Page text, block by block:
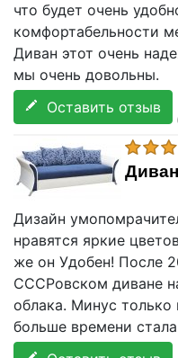
что будет очень
комфортабельности
Диван этот очень
мы очень довольны.
Оставить отзыв
Дизайн
нравятся яркие
же он Удобен! После
СССРовском диване
облака. Минус
больше времени